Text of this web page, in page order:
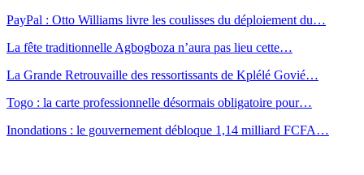
PayPal : Otto Williams livre les coulisses du déploiement du…
La fête traditionnelle Agbogboza n’aura pas lieu cette…
La Grande Retrouvaille des ressortissants de Kplélé Govié…
Togo : la carte professionnelle désormais obligatoire pour…
Inondations : le gouvernement débloque 1,14 milliard FCFA…